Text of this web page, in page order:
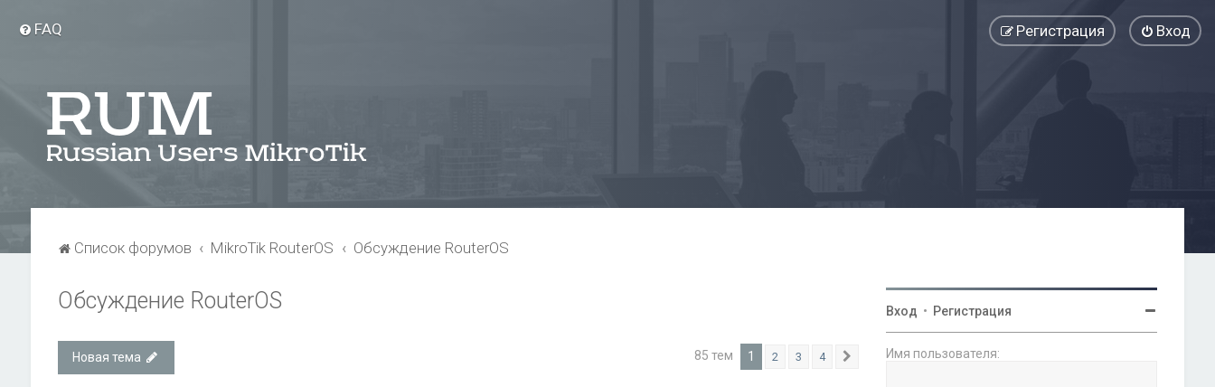
FAQ Вход
Регистрация
Список форумов MikroTik RouterOS Обсуждение RouterOS
Обсуждение RouterOS
Новая тема 85 тем 1 2 3 4 След.
Вход • Регистрация
Имя пользователя: